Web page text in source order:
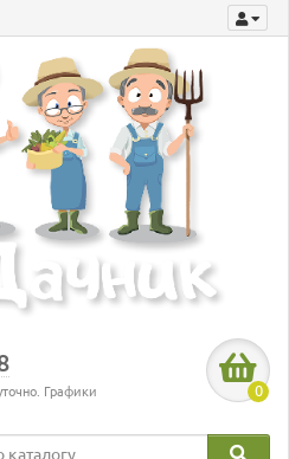
Графики
0